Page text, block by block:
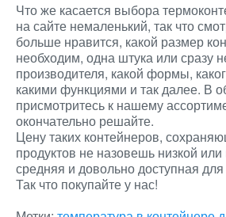
Что же касается выбора
на сайте немаленький, так что
больше нравится, какой размер
необходим, одна штука или сразу
производителя, какой формы,
какими функциями и так далее. В
присмотритесь к нашему
окончательно решайте.
Цену таких контейнеров,
продуктов не назовешь низкой
средняя и довольно доступная
Так что покупайте у нас!